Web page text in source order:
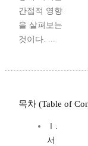
간접적 영향
을 살펴보는
것이다. ...
목차 (Table of
Ⅰ.
서